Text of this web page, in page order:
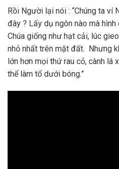
Rồi Người lại nói : “Chúng ta ví
đây ? Lấy dụ ngôn nào mà
Chúa giống như hạt cải, lúc
nhỏ nhất trên mặt đất. Nhưng
lớn hơn mọi thứ rau cỏ, cành lá
thể làm tổ dưới bóng.”